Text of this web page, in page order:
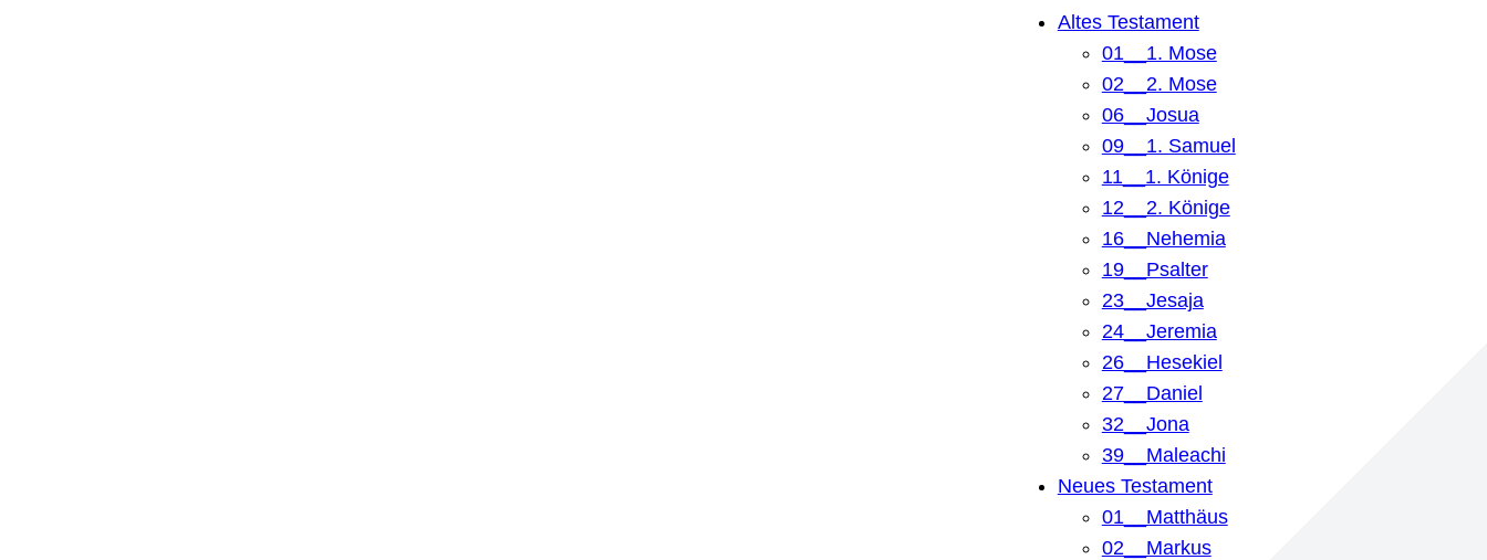
Altes Testament
01__1. Mose
02__2. Mose
06__Josua
09__1. Samuel
11__1. Könige
12__2. Könige
16__Nehemia
19__Psalter
23__Jesaja
24__Jeremia
26__Hesekiel
27__Daniel
32__Jona
39__Maleachi
Neues Testament
01__Matthäus
02__Markus